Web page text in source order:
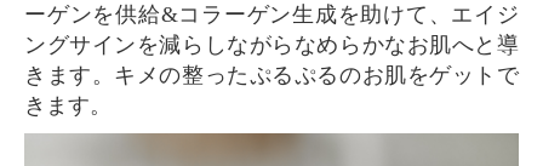
ーゲンを供給&コラーゲン生成を助けて、エイジ
ングサインを減らしながらなめらかなお肌へと導
きます。キメの整ったぷるぷるのお肌をゲットで
きます。